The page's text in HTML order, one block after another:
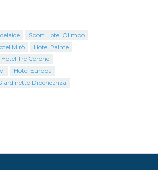
Sport Hotel Olimpo
Mirò
Hotel Palme
Hotel Tre Corone
Hotel Europa
Dipendenza